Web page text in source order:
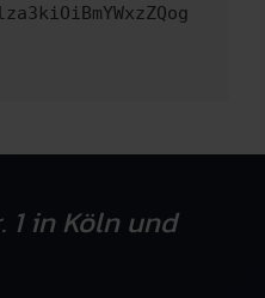
1 in Köln und